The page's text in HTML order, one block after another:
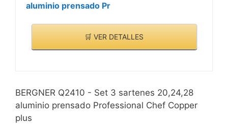
aluminio prensado Pr
🛒 VER DETALLES
BERGNER Q2410 - Set 3 sartenes 20,24,28
aluminio prensado Professional Chef Copper
plus